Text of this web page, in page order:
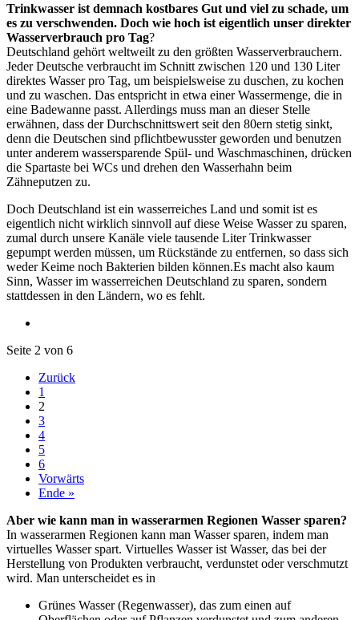
Trinkwasser ist demnach kostbares Gut und viel zu schade, um
es zu verschwenden. Doch wie hoch ist eigentlich unser direkter
Wasserverbrauch pro Tag?
Deutschland gehört weltweilt zu den größten Wasserverbrauchern.
Jeder Deutsche verbraucht im Schnitt zwischen 120 und 130 Liter
direktes Wasser pro Tag, um beispielsweise zu duschen, zu kochen
und zu waschen. Das entspricht in etwa einer Wassermenge, die in
eine Badewanne passt. Allerdings muss man an dieser Stelle
erwähnen, dass der Durchschnittswert seit den 80ern stetig sinkt,
denn die Deutschen sind pflichtbewusster geworden und benutzen
unter anderem wassersparende Spül- und Waschmaschinen, drücken
die Spartaste bei WCs und drehen den Wasserhahn beim
Zähneputzen zu.
Doch Deutschland ist ein wasserreiches Land und somit ist es
eigentlich nicht wirklich sinnvoll auf diese Weise Wasser zu sparen,
zumal durch unsere Kanäle viele tausende Liter Trinkwasser
gepumpt werden müssen, um Rückstände zu entfernen, so dass sich
weder Keime noch Bakterien bilden können.Es macht also kaum
Sinn, Wasser im wasserreichen Deutschland zu sparen, sondern
stattdessen in den Ländern, wo es fehlt.
Seite 2 von 6
Zurück
1
2
3
4
5
6
Vorwärts
Ende »
Aber wie kann man in wasserarmen Regionen Wasser sparen?
In wasserarmen Regionen kann man Wasser sparen, indem man
virtuelles Wasser spart. Virtuelles Wasser ist Wasser, das bei der
Herstellung von Produkten verbraucht, verdunstet oder verschmutzt
wird. Man unterscheidet es in
Grünes Wasser (Regenwasser), das zum einen auf